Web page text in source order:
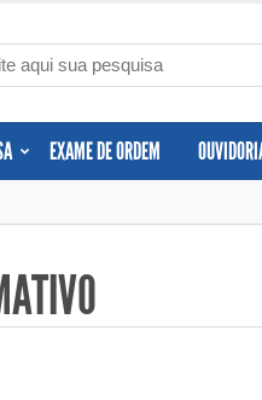
EXAME DE ORDEM